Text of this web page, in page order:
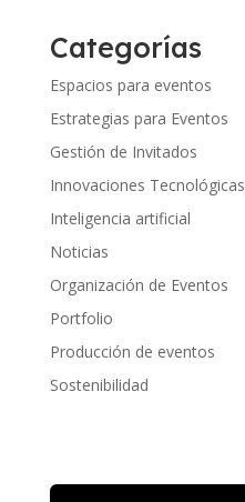
Categorías
Espacios para eventos
Estrategias para Eventos
Gestión de Invitados
Innovaciones Tecnológicas
Inteligencia artificial
Noticias
Organización de Eventos
Portfolio
Producción de eventos
Sostenibilidad